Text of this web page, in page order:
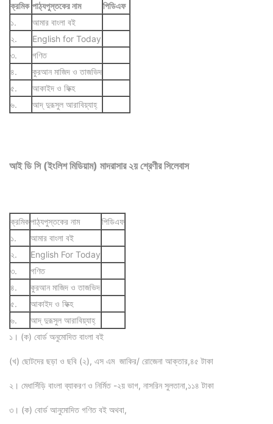
ক্রমিক পাঠ্যপুস্তকের নাম
পিডিএফ
১.
আমার বাংলা বই
২.
English for Today
৩.
গণিত
৪.
কুরআন মাজিদ ও তাজভিদ
৫.
আকাইদ ও ফিক্হ
৬.
আদ্ দুরূসুল আরাবিয়্যাহ্
আই ডি সি (ইংলিশ মিডিয়াম) মাদরাসার ২য় শ্রেণীর সিলেবাস
ক্রমিকপাঠ্যপুস্তকের নাম
পিডিএফ
১.
আমার বাংলা বই
২.
English For Today
৩.
গণিত
৪.
কুরআন মাজিদ ও তাজভিদ
৫.
আকাইদ ও ফিক্হ
৬.
আদ্ দুরূসুল আরাবিয়্যাহ্
১। (ক) বোর্ড অনুমোদিত বাংলা বই
(খ) ছোটদের ছড়া ও ছবি (২), এস এম জাকির/ রোজেনা আক্তার,৪৫ টাকা
২। মেধাসিঁড়ি বাংলা ব্যাকরণ ও নির্মিত -২য় ভাগ, নাসরিন সুলতানা,১১৪ টাকা
৩। (ক) বোর্ড আনুমোদিত গণিত বই অথবা,